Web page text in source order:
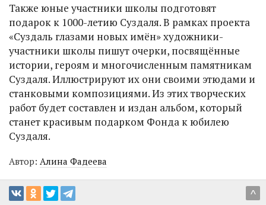
Также юные участники школы подготовят
подарок к 1000-летию Суздаля. В рамках проекта
«Суздаль глазами новых имён» художники-
участники школы пишут очерки, посвящённые
истории, героям и многочисленным памятникам
Суздаля. Иллюстрируют их они своими этюдами и
станковыми композициями. Из этих творческих
работ будет составлен и издан альбом, который
станет красивым подарком Фонда к юбилею
Суздаля.
Автор: Алина Фадеева
^